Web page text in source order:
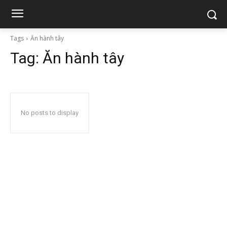
Tags Ăn hành tây
Tag: Ăn hành tây
No posts to display